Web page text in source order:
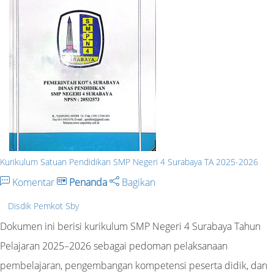
Kurikulum Satuan Pendidikan SMP Negeri 4 Surabaya TA 2025-2026
Komentar Penanda Bagikan
Disdik Pemkot Sby
Dokumen ini berisi kurikulum SMP Negeri 4 Surabaya Tahun
Pelajaran 2025–2026 sebagai pedoman pelaksanaan
pembelajaran, pengembangan kompetensi peserta didik, dan